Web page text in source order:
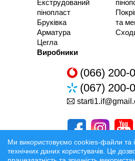
Екструдований
пінопласт
Бруківка
Арматура
Цегла
та
Виробники
(066) 200-
(067) 200-
Ми використовуємо cookies-файли та
технічних даних користувачів. Це